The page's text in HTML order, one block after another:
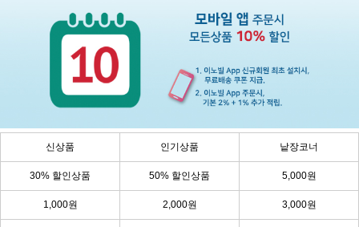
신상품 인기상품 낱장코너
30% 할인상품 50% 할인상품 5,000원
1,000원 2,000원 3,000원